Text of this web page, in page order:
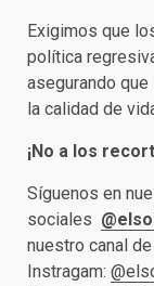
Exigimos que
política
asegurando
la calidad de
¡No a los
Síguenos en
sociales
nuestro canal
Instragam: